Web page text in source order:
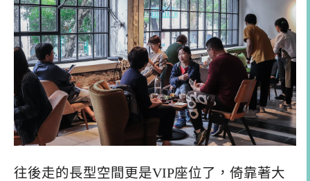
往後走的長型空間更是VIP座位了，倚靠著大